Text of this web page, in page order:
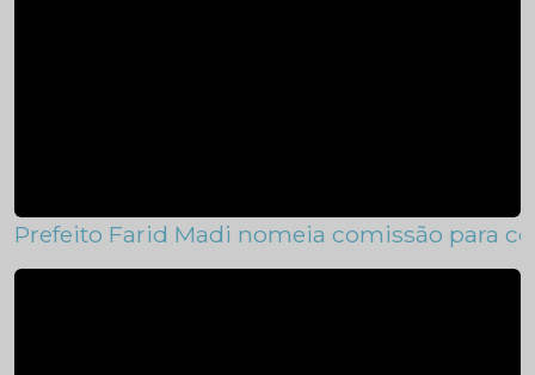
Prefeito Farid Madi nomeia comissão para